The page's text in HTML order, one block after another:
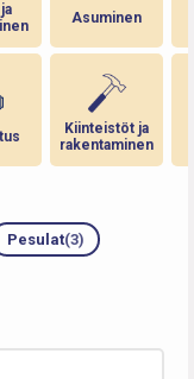
Asuminen
Kiinteistöt ja
rakentaminen
Pesulat(3)